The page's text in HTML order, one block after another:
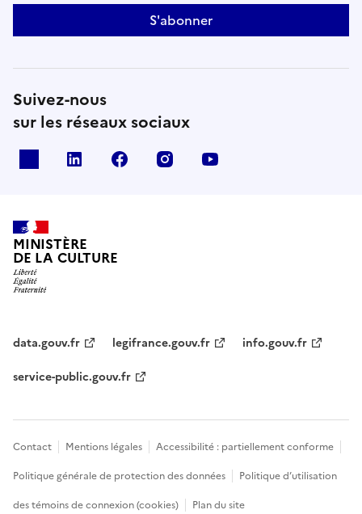
S'abonner
Suivez-nous
sur les réseaux sociaux
linkedin facebook instagram
MINISTÈRE
DE LA CULTURE
data.gouv.fr legifrance.gouv.fr
info.gouv.fr
service-public.gouv.fr
Contact Mentions légales
Accessibilité : partiellement conforme
Politique générale de protection des données
Politique d’utilisation
des témoins de connexion (cookies)
Plan du site